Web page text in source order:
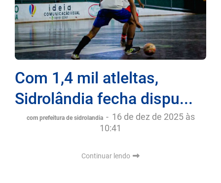
Com 1,4 mil atleltas,
Sidrolândia fecha dispu...
com prefeitura de sidrolandia - 16 de dez de 2025 às
10:41
Continuar lendo